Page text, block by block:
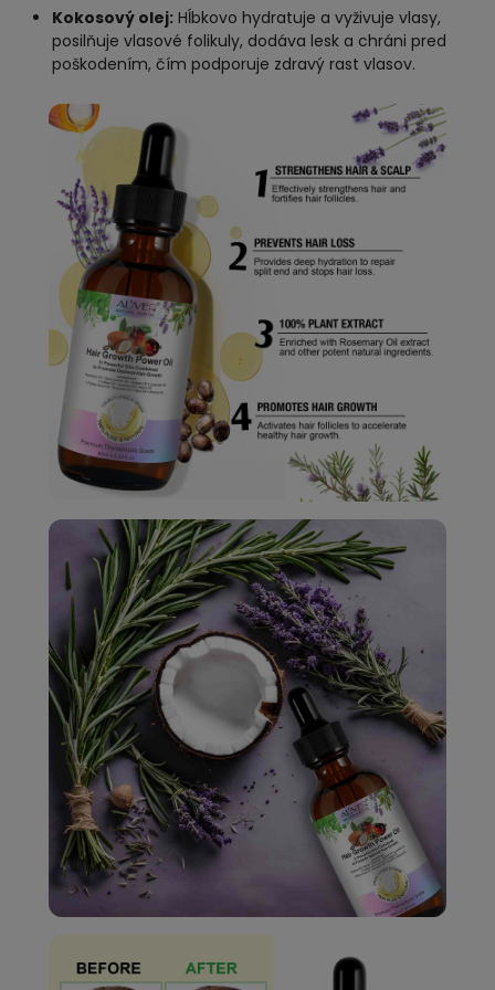
Kokosový olej: Hĺbkovo hydratuje a vyživuje vlasy,
posilňuje vlasové folikuly, dodáva lesk a chráni pred
poškodením, čím podporuje zdravý rast vlasov.